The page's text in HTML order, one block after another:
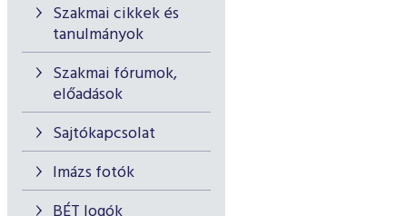
Szakmai cikkek és
tanulmányok
Szakmai fórumok,
előadások
Sajtókapcsolat
Imázs fotók